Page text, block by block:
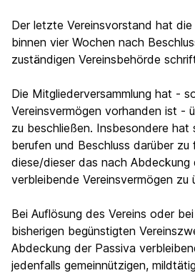
Der letzte Vereinsvorstand hat die
binnen vier Wochen nach
zuständigen Vereinsbehörde
Die Mitgliederversammlung hat -
Vereinsvermögen vorhanden ist -
zu beschließen. Insbesondere hat
berufen und Beschluss darüber zu
diese/dieser das nach Abdeckung
verbleibende Vereinsvermögen zu
Bei Auflösung des Vereins oder
bisherigen begünstigten
Abdeckung der Passiva
jedenfalls gemeinnützigen,